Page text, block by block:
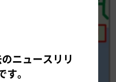
ニュースリリ
す。